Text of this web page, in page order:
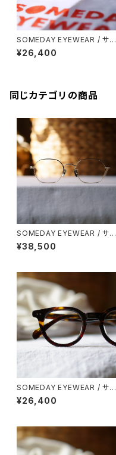
SOMEDAY EYEWEAR / サム
デー ボストン メタル チタン 53
0 正視堂 オリジナル
¥26,400
同じカテゴリの商品
SOMEDAY EYEWEAR / サム
デー メタルスクエア 鯖江製
¥38,500
SOMEDAY EYEWEAR / サム
デー ボストン SD-003 正視堂
オリジナル
¥26,400